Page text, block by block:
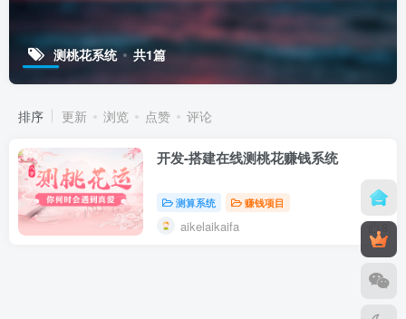
测桃花系统 共1篇
排序 更新 浏览 点赞 评论
开发-搭建在线测桃花赚钱系统
测算系统 赚钱项目
aikelaikaifa 8